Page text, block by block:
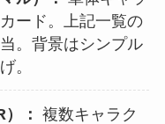
ード。上記一覧の
。背景はシンプル
。
： 複数キャラク